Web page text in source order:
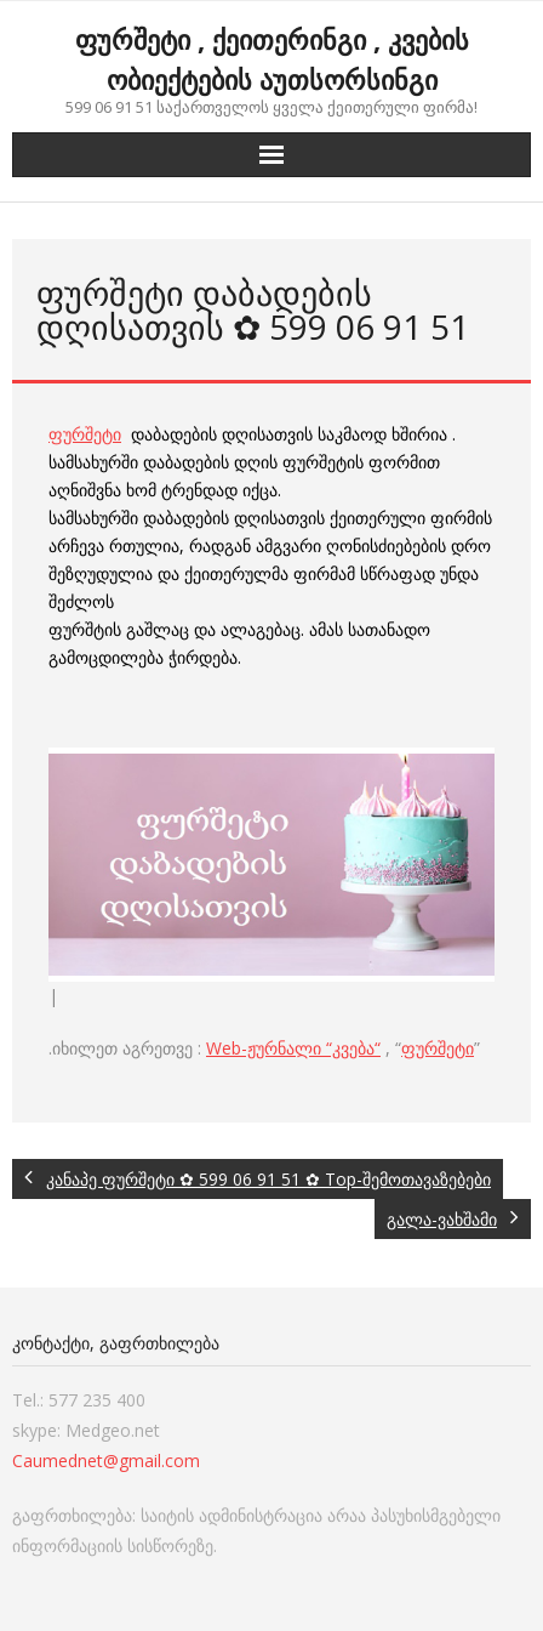
ფურშეტი , ქეითერინგი , კვების
ობიექტების აუთსორსინგი
599 06 91 51 საქართველოს ყველა ქეითერული ფირმა!
ᲤᲣᲠᲨᲔᲢᲘ ᲓᲐᲑᲐᲓᲔᲑᲘᲡ
ᲓᲦᲘᲡᲐᲗᲕᲘᲡ ✿ 599 06 91 51
ფურშეტი დაბადების დღისათვის საკმაოდ ხშირია .
სამსახურში დაბადების დღის ფურშეტის ფორმით
აღნიშვნა ხომ ტრენდად იქცა.
სამსახურში დაბადების დღისათვის ქეითერული ფირმის
არჩევა რთულია, რადგან ამგვარი ღონისძიებების დრო
შეზღუდულია და ქეითერულმა ფირმამ სწრაფად უნდა
შეძლოს
ფურშტის გაშლაც და ალაგებაც. ამას სათანადო
გამოცდილება ჭირდება.
|
.იხილეთ აგრეთვე : Web-ჟურნალი “კვება“ , “ფურშეტი”
კანაპე ფურშეტი ✿ 599 06 91 51 ✿ Top-შემოთავაზებები
გალა-ვახშამი
ᲙᲝᲜᲢᲐᲥᲢᲘ, ᲒᲐᲤᲠᲗᲮᲘᲚᲔᲑᲐ
Tel.: 577 235 400
skype: Medgeo.net
Caumednet@gmail.com
გაფრთხილება: საიტის ადმინისტრაცია არაა პასუხისმგებელი
ინფორმაციის სისწორეზე.